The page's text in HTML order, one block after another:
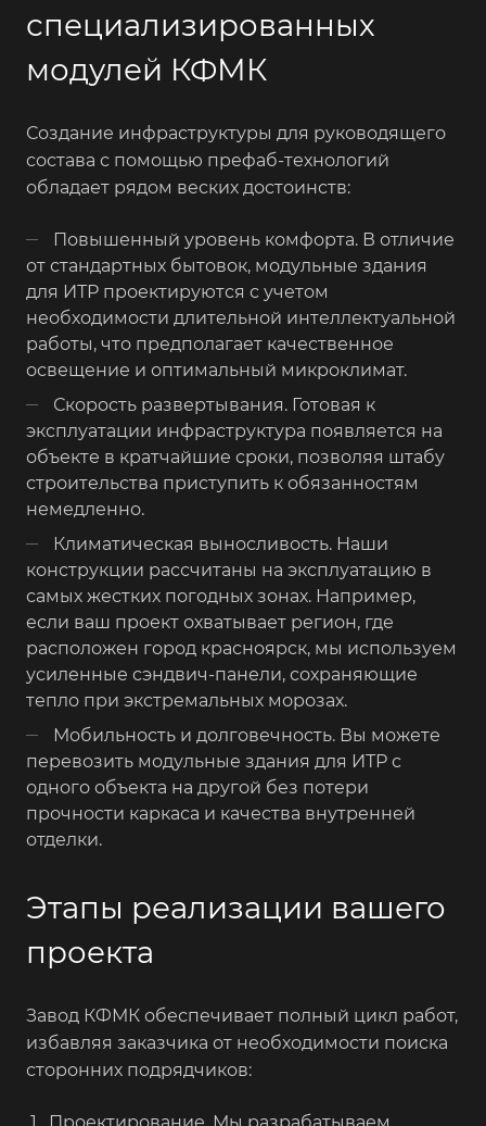
специализированных
модулей КФМК
Создание инфраструктуры для руководящего
состава с помощью префаб-технологий
обладает рядом веских достоинств:
Повышенный уровень комфорта. В отличие
от стандартных бытовок, модульные здания
для ИТР проектируются с учетом
необходимости длительной интеллектуальной
работы, что предполагает качественное
освещение и оптимальный микроклимат.
Скорость развертывания. Готовая к
эксплуатации инфраструктура появляется на
объекте в кратчайшие сроки, позволяя штабу
строительства приступить к обязанностям
немедленно.
Климатическая выносливость. Наши
конструкции рассчитаны на эксплуатацию в
самых жестких погодных зонах. Например,
если ваш проект охватывает регион, где
расположен город красноярск, мы используем
усиленные сэндвич-панели, сохраняющие
тепло при экстремальных морозах.
Мобильность и долговечность. Вы можете
перевозить модульные здания для ИТР с
одного объекта на другой без потери
прочности каркаса и качества внутренней
отделки.
Этапы реализации вашего
проекта
Завод КФМК обеспечивает полный цикл работ,
избавляя заказчика от необходимости поиска
сторонних подрядчиков: